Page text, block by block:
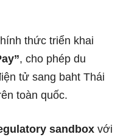
thức triển khai
, cho phép du
tử sang baht Thái
toàn quốc.
sandbox với